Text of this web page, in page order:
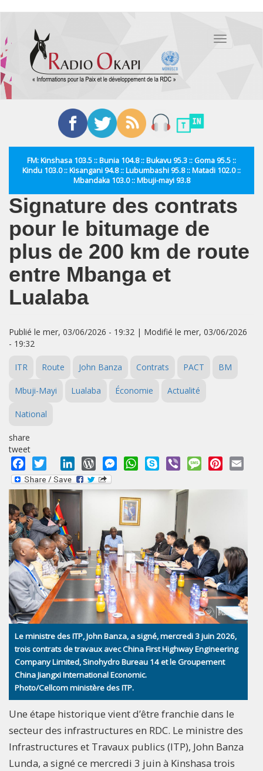
contenu
principal
Toggle
FM: Kinshasa 103.5 :: Bunia 104.8 :: Bukavu 95.3 :: Goma 95.5 ::
Kindu 103.0 :: Kisangani 94.8 :: Lubumbashi 95.8 :: Matadi 102.0 ::
Mbandaka 103.0 :: Mbuji-mayi 93.8
Signature des contrats
pour le bitumage de
plus de 200 km de route
entre Mbanga et
Lualaba
Publié le mer, 03/06/2026 - 19:32 | Modifié le mer, 03/06/2026
- 19:32
ITR Route John Banza Contrats PACT BM
Mbuji-Mayi Lualaba Économie Actualité
National
share
tweet
Facebook
Twitter LinkedInWordPressMessengerWhatsApp
Skype Viber MessagePinterest
Le ministre des ITP, John Banza, a signé, mercredi 3 juin 2026,
trois contrats de travaux avec China First Highway Engineering
Company Limited, Sinohydro Bureau 14 et le Groupement
China Jiangxi International Economic.
Photo/Cellcom ministère des ITP.
Une étape historique vient d’être franchie dans le
secteur des infrastructures en RDC. Le ministre des
Infrastructures et Travaux publics (ITP), John Banza
Lunda, a signé ce mercredi 3 juin à Kinshasa trois